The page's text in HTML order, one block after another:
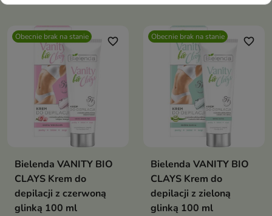
Natural Aloe
Vera dostosowany
jest do
specjalistycznych
potrzeb skóry
wrażliwej
skóry wrażliwej
Obecnie brak na stanie favorite_border
Bielenda VANITY BIO
CLAYS Krem do
depilacji z czerwoną
glinką 100 ml
Obecnie brak na stanie favorite_border
Bielenda VANITY BIO
CLAYS Krem do
depilacji z zieloną
glinką 100 ml